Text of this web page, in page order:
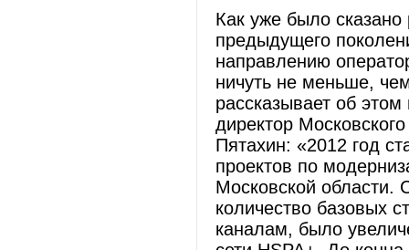
Как уже было сказано
предыдущего
направлению
ничуть не меньше,
рассказывает об
директор
Пятахин: «2012 год
проектов по
Московской области.
количество базовых
каналам, было